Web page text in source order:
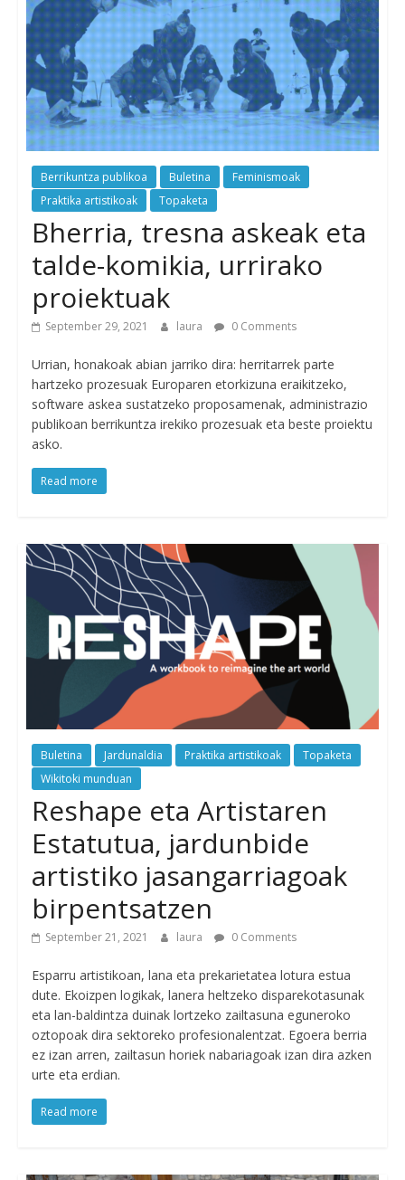
Berrikuntza publikoa Buletina
Feminismoak
Praktika artistikoak
Topaketa
Bherria, tresna askeak eta
talde-komikia, urrirako
proiektuak
September 29, 2021 laura 0 Comments
Urrian, honakoak abian jarriko dira: herritarrek parte
hartzeko prozesuak Europaren etorkizuna eraikitzeko,
software askea sustatzeko proposamenak, administrazio
publikoan berrikuntza irekiko prozesuak eta beste proiektu
asko.
Read more
Buletina Jardunaldia Praktika artistikoak
Topaketa
Wikitoki munduan
Reshape eta Artistaren
Estatutua, jardunbide
artistiko jasangarriagoak
birpentsatzen
September 21, 2021 laura 0 Comments
Esparru artistikoan, lana eta prekarietatea lotura estua
dute. Ekoizpen logikak, lanera heltzeko disparekotasunak
eta lan-baldintza duinak lortzeko zailtasuna eguneroko
oztopoak dira sektoreko profesionalentzat. Egoera berria
ez izan arren, zailtasun horiek nabariagoak izan dira azken
urte eta erdian.
Read more